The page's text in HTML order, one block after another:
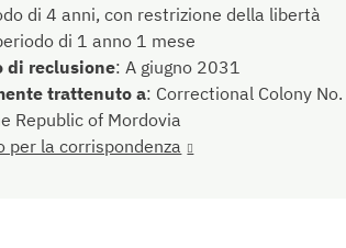
di 4 anni, con restrizione della libertà
di 1 anno 1 mese
di reclusione: A giugno 2031
trattenuto a: Correctional Colony No.
Republic of Mordovia
per la corrispondenza